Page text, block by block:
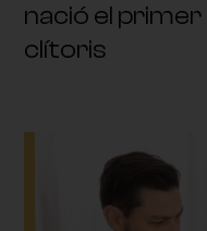
nació el
clítoris